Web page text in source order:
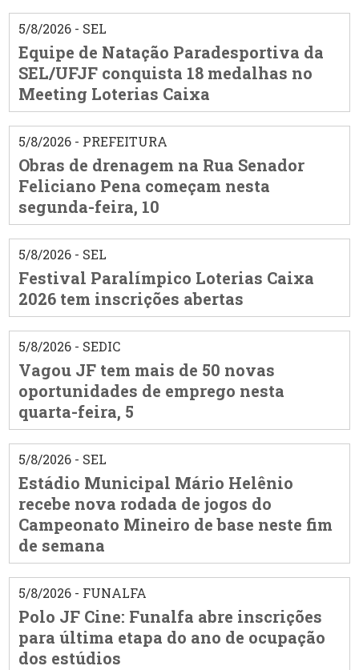
5/8/2026 - SEL
Equipe de Natação Paradesportiva da
SEL/UFJF conquista 18 medalhas no
Meeting Loterias Caixa
5/8/2026 - PREFEITURA
Obras de drenagem na Rua Senador
Feliciano Pena começam nesta
segunda-feira, 10
5/8/2026 - SEL
Festival Paralímpico Loterias Caixa
2026 tem inscrições abertas
5/8/2026 - SEDIC
Vagou JF tem mais de 50 novas
oportunidades de emprego nesta
quarta-feira, 5
5/8/2026 - SEL
Estádio Municipal Mário Helênio
recebe nova rodada de jogos do
Campeonato Mineiro de base neste fim
de semana
5/8/2026 - FUNALFA
Polo JF Cine: Funalfa abre inscrições
para última etapa do ano de ocupação
dos estúdios